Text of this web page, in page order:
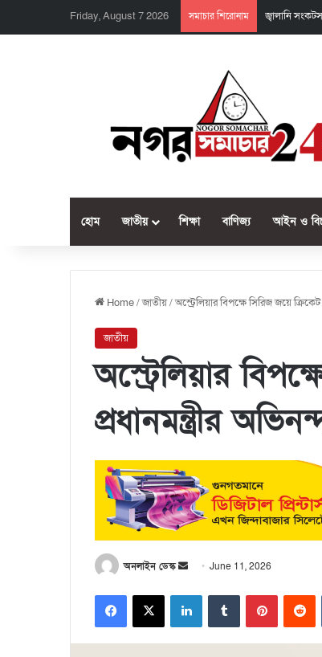
Friday, August 7 2026 সমাচার শিরোনাম জ্বালানি
হোম জাতীয় শিক্ষা বাণিজ্য আইন ও
Home/জাতীয়/অস্ট্রেলিয়ার বিপক্ষে সিরিজ জয়ে
জাতীয়
অস্ট্রেলিয়ার
প্রধানমন্ত্রীর
অনলাইন ডেস্ক June 11, 2026